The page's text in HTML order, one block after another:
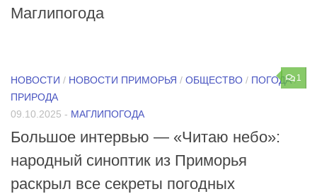
Маглипогода
1
НОВОСТИ / НОВОСТИ ПРИМОРЬЯ / ОБЩЕСТВО / ПОГОДА/
ПРИРОДА
09.10.2025 - МАГЛИПОГОДА
Большое интервью — «Читаю небо»:
народный синоптик из Приморья
раскрыл все секреты погодных